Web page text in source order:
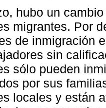
hubo un
migrantes. Por
de inmigración
sin
sólo pueden
por sus
locales y están